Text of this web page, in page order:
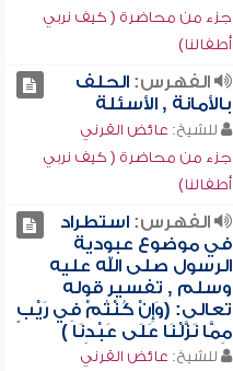
جزء من محاضرة ( كيف نربي
أطفالنا)
الفهرس:الحلف
بالأمانة , الأسئلة
للشيخ: عائض القرني
جزء من محاضرة ( كيف نربي
أطفالنا)
الفهرس:استطراد
في موضوع عبودية
الرسول صلى الله عليه
وسلم , تفسير قوله
تعالى: (وَإِنْ كُنْتُمْ فِي رَيْبٍ
مِمَّا نَزَّلْنَا عَلَى عَبْدِنَا )
للشيخ: عائض القرني